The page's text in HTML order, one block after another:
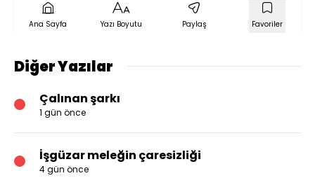
Ana Sayfa Yazı Boyutu Paylaş Favoriler
Diğer Yazılar
Çalınan şarkı
1 gün önce
İşgüzar meleğin çaresizliği
4 gün önce